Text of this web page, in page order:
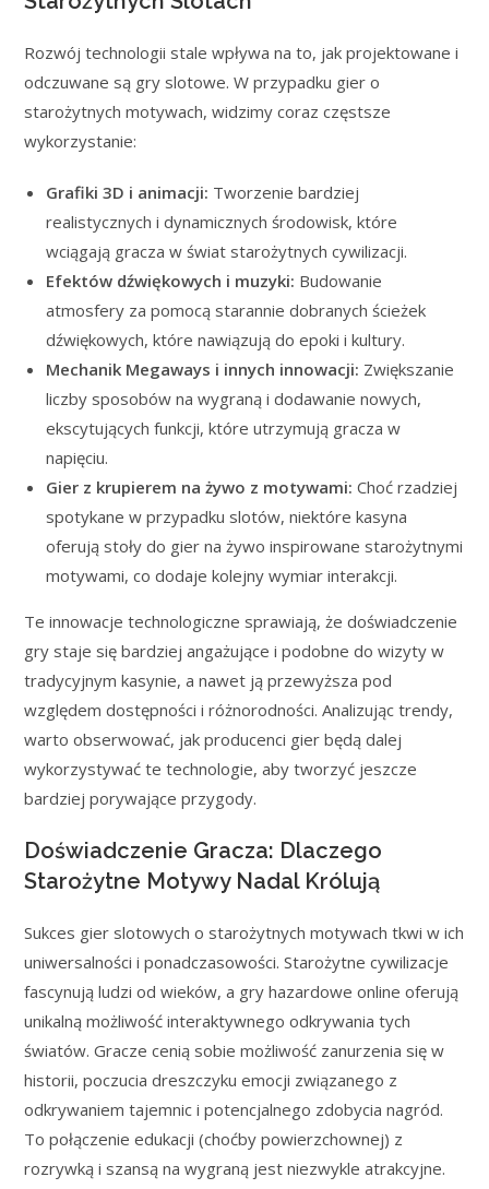
Rozwój technologii stale wpływa na to, jak projektowane i
odczuwane są gry slotowe. W przypadku gier o
starożytnych motywach, widzimy coraz częstsze
wykorzystanie:
Grafiki 3D i animacji: Tworzenie bardziej
realistycznych i dynamicznych środowisk, które
wciągają gracza w świat starożytnych cywilizacji.
Efektów dźwiękowych i muzyki: Budowanie
atmosfery za pomocą starannie dobranych ścieżek
dźwiękowych, które nawiązują do epoki i kultury.
Mechanik Megaways i innych innowacji: Zwiększanie
liczby sposobów na wygraną i dodawanie nowych,
ekscytujących funkcji, które utrzymują gracza w
napięciu.
Gier z krupierem na żywo z motywami: Choć rzadziej
spotykane w przypadku slotów, niektóre kasyna
oferują stoły do gier na żywo inspirowane starożytnymi
motywami, co dodaje kolejny wymiar interakcji.
Te innowacje technologiczne sprawiają, że doświadczenie
gry staje się bardziej angażujące i podobne do wizyty w
tradycyjnym kasynie, a nawet ją przewyższa pod
względem dostępności i różnorodności. Analizując trendy,
warto obserwować, jak producenci gier będą dalej
wykorzystywać te technologie, aby tworzyć jeszcze
bardziej porywające przygody.
Doświadczenie Gracza: Dlaczego
Starożytne Motywy Nadal Królują
Sukces gier slotowych o starożytnych motywach tkwi w ich
uniwersalności i ponadczasowości. Starożytne cywilizacje
fascynują ludzi od wieków, a gry hazardowe online oferują
unikalną możliwość interaktywnego odkrywania tych
światów. Gracze cenią sobie możliwość zanurzenia się w
historii, poczucia dreszczyku emocji związanego z
odkrywaniem tajemnic i potencjalnego zdobycia nagród.
To połączenie edukacji (choćby powierzchownej) z
rozrywką i szansą na wygraną jest niezwykle atrakcyjne.